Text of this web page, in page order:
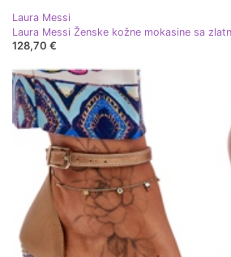
Laura Messi
Laura Messi Ženske kožne mokasine sa
128,70 €